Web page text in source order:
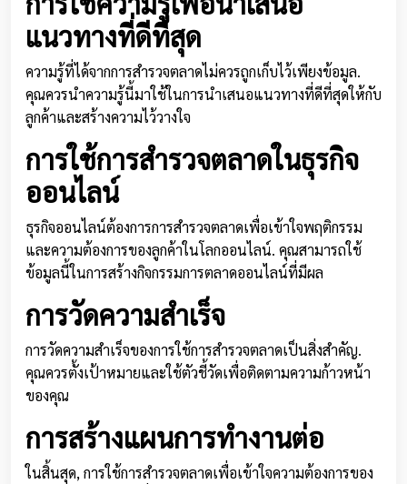
แนวทางที่ดีที่สุด
ความรู้ที่ได้จากการสำรวจตลาดไม่ควรถูกเก็บไว้เพียงข้อมูล.
คุณควรนำความรู้นี้มาใช้ในการนำเสนอแนวทางที่ดีที่สุดให้กับ
ลูกค้าและสร้างความไว้วางใจ
การใช้การสำรวจตลาดในธุรกิจ
ออนไลน์
ธุรกิจออนไลน์ต้องการการสำรวจตลาดเพื่อเข้าใจพฤติกรรม
และความต้องการของลูกค้าในโลกออนไลน์. คุณสามารถใช้
ข้อมูลนี้ในการสร้างกิจกรรมการตลาดออนไลน์ที่มีผล
การวัดความสำเร็จ
การวัดความสำเร็จของการใช้การสำรวจตลาดเป็นสิ่งสำคัญ.
คุณควรตั้งเป้าหมายและใช้ตัวชี้วัดเพื่อติดตามความก้าวหน้า
ของคุณ
การสร้างแผนการทำงานต่อ
ในสิ้นสุด, การใช้การสำรวจตลาดเพื่อเข้าใจความต้องการของ